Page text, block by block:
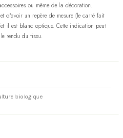
ou même de la décoration.
d'avoir un repère de mesure (le carré fait
il est blanc optique. Cette indication peut
rendu du tissu.
biologique